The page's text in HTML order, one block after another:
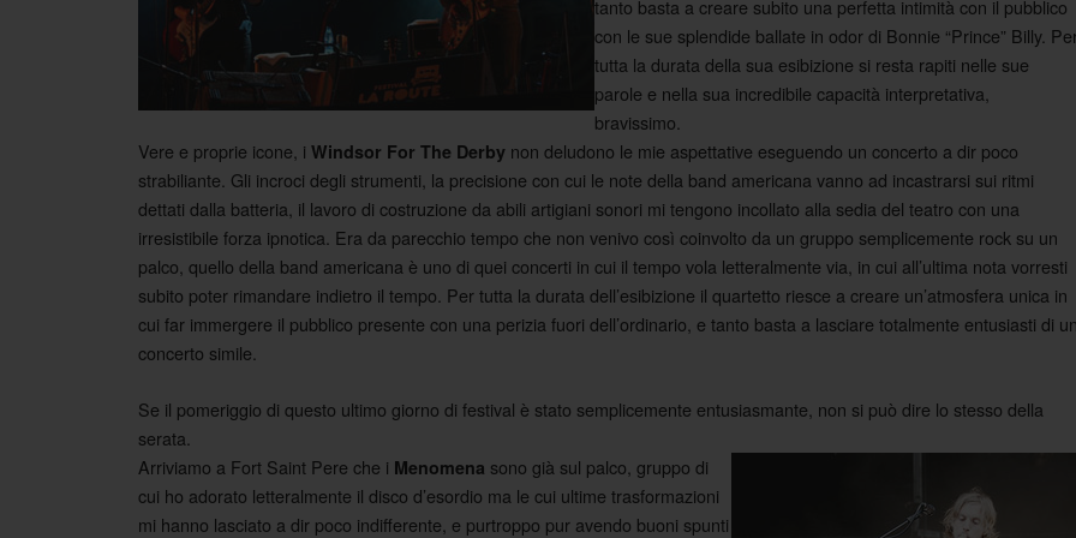
tanto basta a creare subito una perfetta intimità con il pubblico
con le sue splendide ballate in odor di Bonnie “Prince” Billy.
tutta la durata della sua esibizione si resta rapiti nelle sue
parole e nella sua incredibile capacità interpretativa,
bravissimo.
Vere e proprie icone, i Windsor For The Derby non deludono le mie aspettative eseguendo un concerto a dir poco
strabiliante. Gli incroci degli strumenti, la precisione con cui le note della band americana vanno ad incastrarsi sui ritmi
dettati dalla batteria, il lavoro di costruzione da abili artigiani sonori mi tengono incollato alla sedia del teatro con una
irresistibile forza ipnotica. Era da parecchio tempo che non venivo così coinvolto da un gruppo semplicemente rock su un
palco, quello della band americana è uno di quei concerti in cui il tempo vola letteralmente via, in cui all’ultima nota vorresti
subito poter rimandare indietro il tempo. Per tutta la durata dell’esibizione il quartetto riesce a creare un’atmosfera unica in
cui far immergere il pubblico presente con una perizia fuori dell’ordinario, e tanto basta a lasciare totalmente entusiasti di
concerto simile.
Se il pomeriggio di questo ultimo giorno di festival è stato semplicemente entusiasmante, non si può dire lo stesso della
serata.
Arriviamo a Fort Saint Pere che i Menomena sono già sul palco, gruppo di
cui ho adorato letteralmente il disco d’esordio ma le cui ultime trasformazioni
mi hanno lasciato a dir poco indifferente, e purtroppo pur avendo buoni spunti